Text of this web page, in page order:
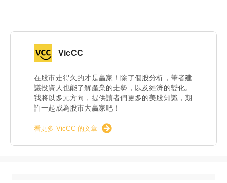
VicCC
在股市走得久的才是贏家！除了個股分析，筆者建
議投資人也能了解產業的走勢，以及經濟的變化。
我將以多元方向，提供讀者們更多的美股知識，期
許一起成為股市大贏家吧！
看更多 VicCC 的文章